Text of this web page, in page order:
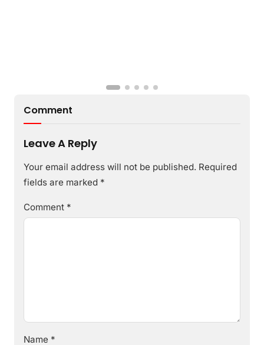
Comment
Leave A Reply
Your email address will not be published. Required
fields are marked *
Comment *
Name *